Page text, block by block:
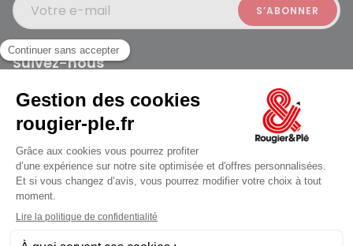
jusqu'au Samedi à 10:00
Votre e-mail
Suivez-nous
Rougier et Plé 2024 Copyright
Mentions légales